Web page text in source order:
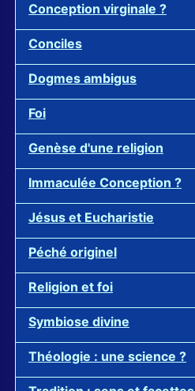
Conception virginale ?
Conciles
Dogmes ambigus
Foi
Genèse d'une religion
Immaculée Conception ?
Jésus et Eucharistie
Péché originel
Religion et foi
Symbiose divine
Théologie : une science ?